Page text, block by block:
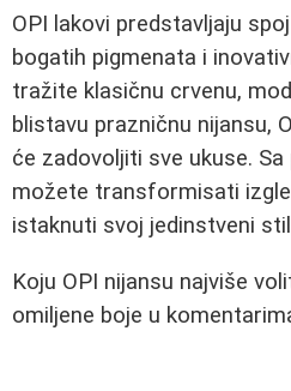
OPI lakovi predstavljaju
bogatih pigmenata i
tražite klasičnu crvenu,
blistavu prazničnu nijansu,
će zadovoljiti sve ukuse.
možete transformisati
istaknuti svoj jedinstveni
Koju OPI nijansu najviše
omiljene boje u